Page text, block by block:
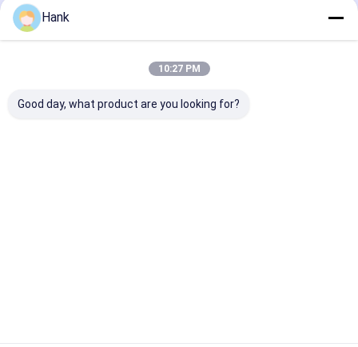
Aperçu
Au sujet de
Contactez-
Desktop
Plan du site
Privacy Policy
2026 HUNAN MEGA DRILLTECH CO., LTD.. All Rights Reserved.
Hank
10:27 PM
Good day, what product are you looking for?